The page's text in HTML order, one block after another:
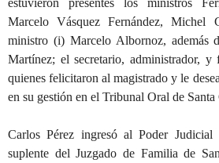
Marcelo Vásquez Fernández, Michel
ministro (i) Marcelo Albornoz, además
Martínez; el secretario, administrador, y
quienes felicitaron al magistrado y le
en su gestión en el Tribunal Oral de Santa
Carlos Pérez ingresó al Poder
suplente del Juzgado de Familia de